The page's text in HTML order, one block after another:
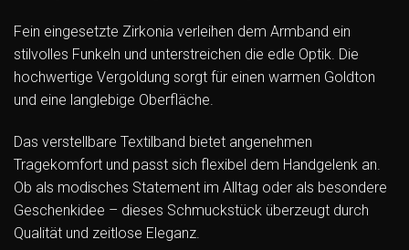
Fein eingesetzte Zirkonia verleihen dem Armband ein
stilvolles Funkeln und unterstreichen die edle Optik. Die
hochwertige Vergoldung sorgt für einen warmen Goldton
und eine langlebige Oberfläche.
Das verstellbare Textilband bietet angenehmen
Tragekomfort und passt sich flexibel dem Handgelenk an.
Ob als modisches Statement im Alltag oder als besondere
Geschenkidee – dieses Schmuckstück überzeugt durch
Qualität und zeitlose Eleganz.